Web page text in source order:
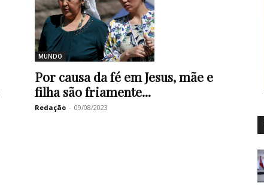
Duro
MUNDO
Por causa da fé em Jesus, mãe e
filha são friamente...
Redação - 09/08/2023